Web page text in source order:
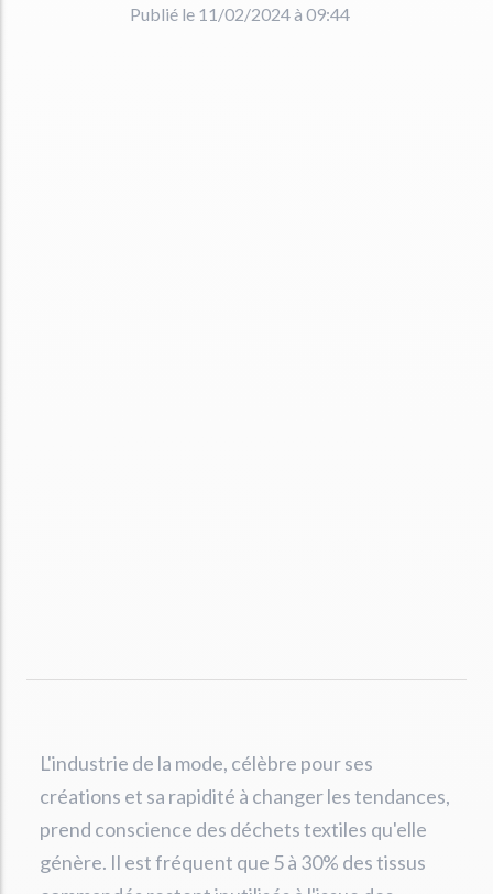
Publié le 11/02/2024 à 09:44
L'industrie de la mode, célèbre pour ses
créations et sa rapidité à changer les tendances,
prend conscience des déchets textiles qu'elle
génère. Il est fréquent que 5 à 30% des tissus